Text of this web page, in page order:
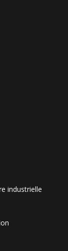
industrielle